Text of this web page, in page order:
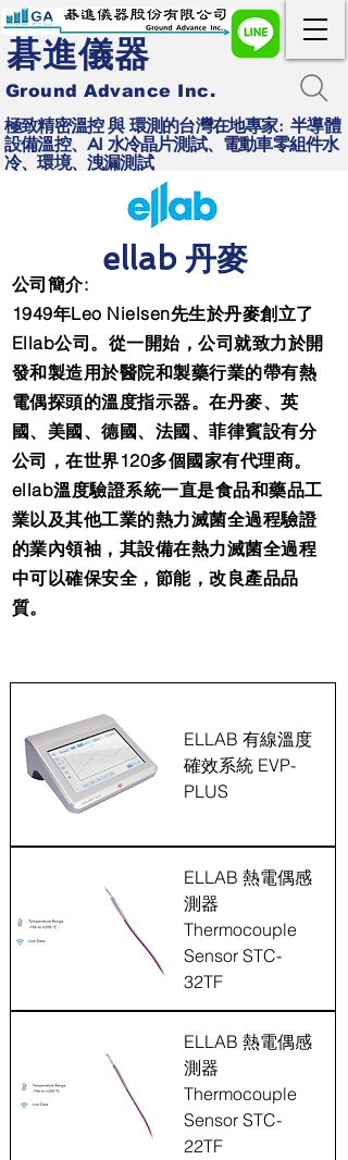
碁進儀器
極致精密溫控 與 環測的台灣在地專家: 半導體
設備溫控、AI 水冷晶片測試、電動車零組件水
冷、環境、洩漏測試
Ground Advance Inc.
ellab 丹麥
公司簡介:
1949年Leo Nielsen先生於丹麥創立了
Ellab公司。從一開始，公司就致力於開
發和製造用於醫院和製藥行業的帶有熱
電偶探頭的溫度指示器。在丹麥、英
國、美國、德國、法國、菲律賓設有分
公司，在世界120多個國家有代理商。
ellab溫度驗證系統一直是食品和藥品工
業以及其他工業的熱力滅菌全過程驗證
的業內領袖，其設備在熱力滅菌全過程
中可以確保安全，節能，改良產品品
質。
ELLAB 有線溫度
確效系統 EVP-
PLUS
ELLAB 熱電偶感
測器
Thermocouple
Sensor STC-
32TF
ELLAB 熱電偶感
測器
Thermocouple
Sensor STC-
22TF